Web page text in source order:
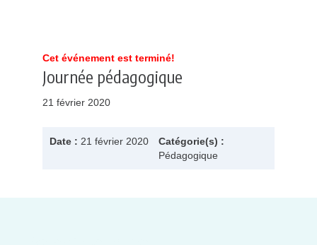
Cet événement est terminé!
Journée pédagogique
21 février 2020
Date : 21 février 2020
Catégorie(s) :
Pédagogique